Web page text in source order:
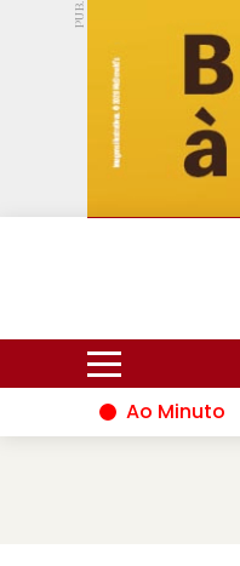
PUB.
Hoje 17ºC
Ao Minuto
e à inovação do mundo